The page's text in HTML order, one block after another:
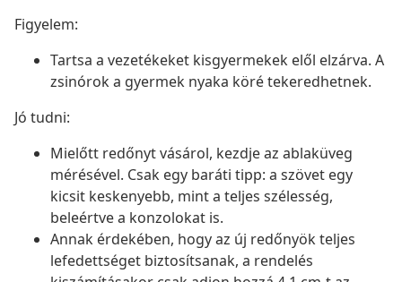
Figyelem:
Tartsa a vezetékeket kisgyermekek elől elzárva. A
zsinórok a gyermek nyaka köré tekeredhetnek.
Jó tudni:
Mielőtt redőnyt vásárol, kezdje az ablaküveg
mérésével. Csak egy baráti tipp: a szövet egy
kicsit keskenyebb, mint a teljes szélesség,
beleértve a konzolokat is.
Annak érdekében, hogy az új redőnyök teljes
lefedettséget biztosítsanak, a rendelés